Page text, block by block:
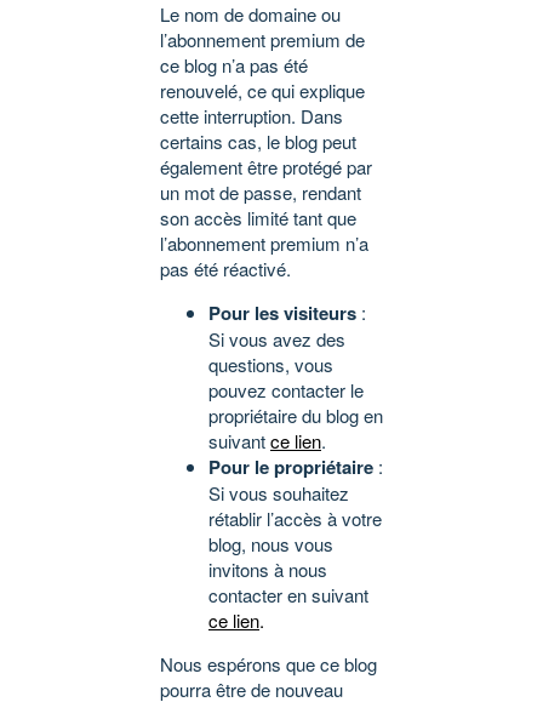
Le nom de domaine ou
l’abonnement premium de
ce blog n’a pas été
renouvelé, ce qui explique
cette interruption. Dans
certains cas, le blog peut
également être protégé par
un mot de passe, rendant
son accès limité tant que
l’abonnement premium n’a
pas été réactivé.
Pour les visiteurs :
Si vous avez des
questions, vous
pouvez contacter le
propriétaire du blog en
suivantce lien.
Pour le propriétaire :
Si vous souhaitez
rétablir l’accès à votre
blog, nous vous
invitons à nous
contacter en suivant
ce lien.
Nous espérons que ce blog
pourra être de nouveau